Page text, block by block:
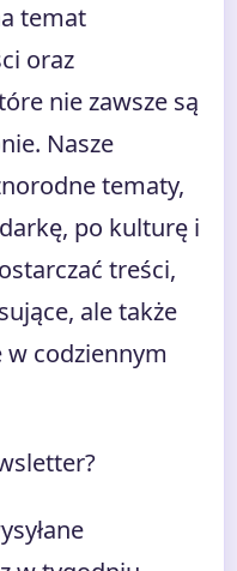
temat
oraz
nie zawsze są
Nasze
tematy,
po kulturę i
treści,
ale także
codziennym